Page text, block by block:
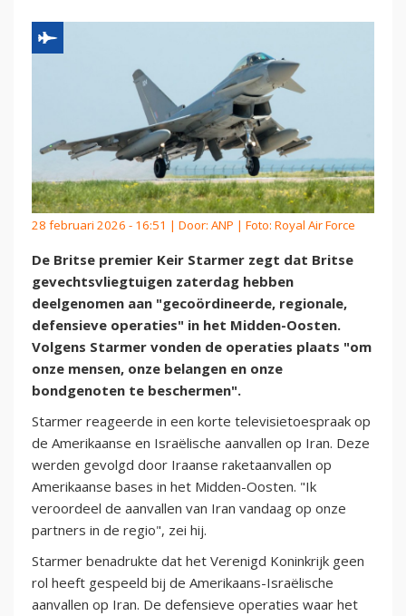
28 februari 2026 - 16:51 | Door: ANP | Foto: Royal Air Force
De Britse premier Keir Starmer zegt dat Britse
gevechtsvliegtuigen zaterdag hebben
deelgenomen aan "gecoördineerde, regionale,
defensieve operaties" in het Midden-Oosten.
Volgens Starmer vonden de operaties plaats "om
onze mensen, onze belangen en onze
bondgenoten te beschermen".
Starmer reageerde in een korte televisietoespraak op
de Amerikaanse en Israëlische aanvallen op Iran. Deze
werden gevolgd door Iraanse raketaanvallen op
Amerikaanse bases in het Midden-Oosten. "Ik
veroordeel de aanvallen van Iran vandaag op onze
partners in de regio", zei hij.
Starmer benadrukte dat het Verenigd Koninkrijk geen
rol heeft gespeeld bij de Amerikaans-Israëlische
aanvallen op Iran. De defensieve operaties waar het